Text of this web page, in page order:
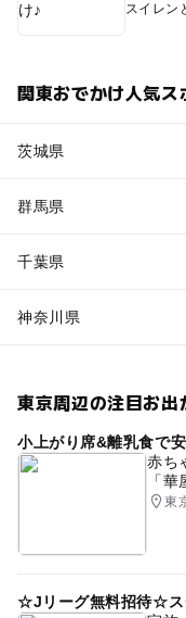
スイレン
関東おでかけ人気
茨城県
群馬県
千葉県
神奈川県
東京周辺の注目お出
小上がり席&離乳食で
赤ち
「華
東
☆Jリーグ無料招待☆ス